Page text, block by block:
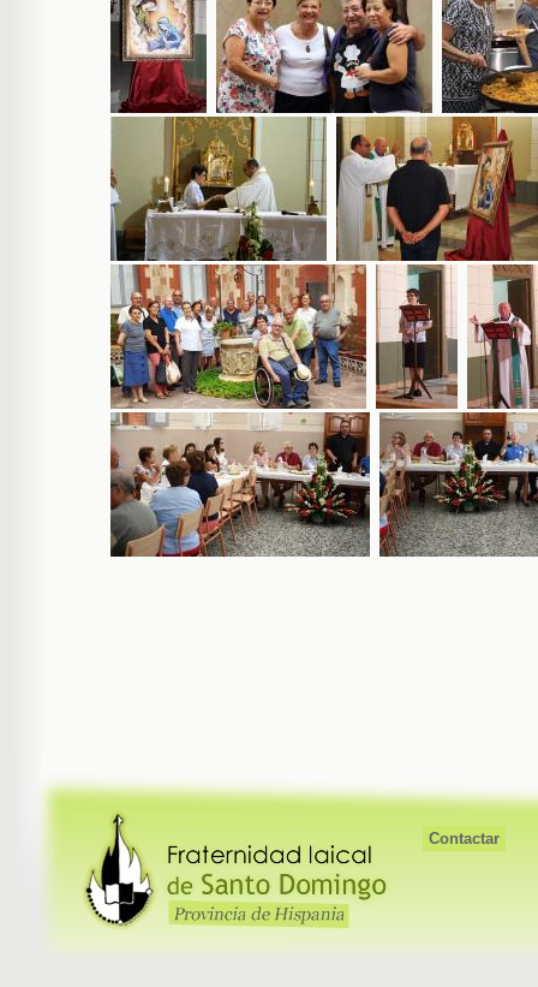
Contactar